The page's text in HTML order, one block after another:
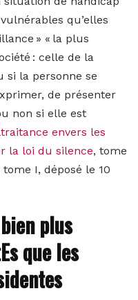
qu’elles
» « la plus
: celle de la
si la personne se
de présenter
non si elle est
envers les
la loi du silence, tome
tome I, déposé le 10
plus
que les